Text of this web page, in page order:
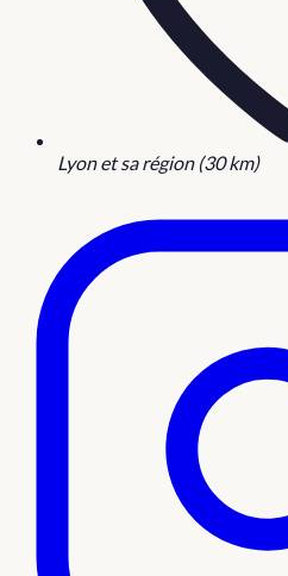
Lyon et sa région (30 km)